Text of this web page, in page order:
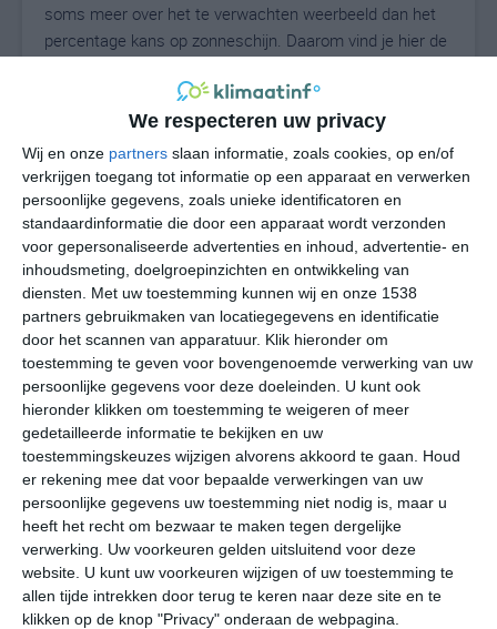
We respecteren uw privacy
Wij en onze partners slaan informatie, zoals cookies, op en/of
verkrijgen toegang tot informatie op een apparaat en verwerken
persoonlijke gegevens, zoals unieke identificatoren en
standaardinformatie die door een apparaat wordt verzonden
voor gepersonaliseerde advertenties en inhoud, advertentie- en
inhoudsmeting, doelgroepinzichten en ontwikkeling van
diensten.
Met uw toestemming kunnen wij en onze 1538
partners gebruikmaken van locatiegegevens en identificatie
door het scannen van apparatuur. Klik hieronder om
toestemming te geven voor bovengenoemde verwerking van uw
persoonlijke gegevens voor deze doeleinden. U kunt ook
hieronder klikken om toestemming te weigeren of meer
gedetailleerde informatie te bekijken en uw
toestemmingskeuzes wijzigen alvorens akkoord te gaan.
Houd
er rekening mee dat voor bepaalde verwerkingen van uw
persoonlijke gegevens uw toestemming niet nodig is, maar u
heeft het recht om bezwaar te maken tegen dergelijke
verwerking. Uw voorkeuren gelden uitsluitend voor deze
website. U kunt uw voorkeuren wijzigen of uw toestemming te
allen tijde intrekken door terug te keren naar deze site en te
klikken op de knop "Privacy" onderaan de webpagina.
soms meer over het te verwachten weerbeeld dan het
percentage kans op zonneschijn. Daarom vind je hier de
27°C
za
29° 23°
zo
27° 20°
ma
29° 17°
di
28° 20° 26°
23°C 22°C 21°C 23°C 25°C
00:00 03:00 06:00 09:00 12:00
00:00 03:00 06:00 09:00 12:00